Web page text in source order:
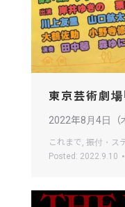
東京芸術劇場
2022年8月4日（
これまで 振付・ス
Posted: 2022.9.10